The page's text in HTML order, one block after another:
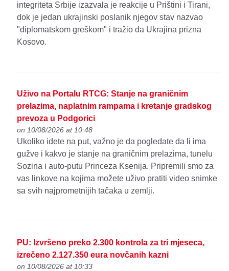
integriteta Srbije izazvala je reakcije u Prištini i Tirani,
dok je jedan ukrajinski poslanik njegov stav nazvao
"diplomatskom greškom" i tražio da Ukrajina prizna
Kosovo.
Uživo na Portalu RTCG: Stanje na graničnim
prelazima, naplatnim rampama i kretanje gradskog
prevoza u Podgorici
on 10/08/2026 at 10:48
Ukoliko idete na put, važno je da pogledate da li ima
gužve i kakvo je stanje na graničnim prelazima, tunelu
Sozina i auto-putu Princeza Ksenija. Pripremili smo za
vas linkove na kojima možete uživo pratiti video snimke
sa svih najprometnijih tačaka u zemlji.
PU: Izvršeno preko 2.300 kontrola za tri mjeseca,
izrečeno 2.127.350 eura novčanih kazni
on 10/08/2026 at 10:33